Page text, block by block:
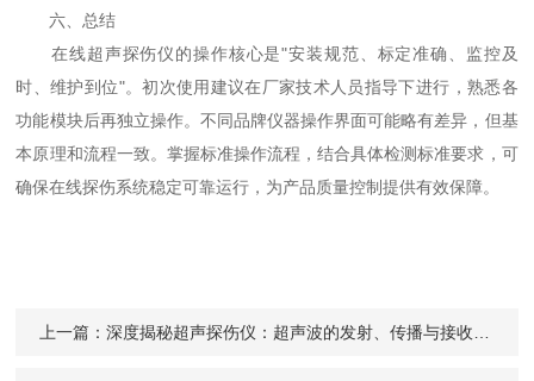
六、总结
在线超声探伤仪的操作核心是"安装规范、标定准确、监控及
时、维护到位"。初次使用建议在厂家技术人员指导下进行，熟悉各
功能模块后再独立操作。不同品牌仪器操作界面可能略有差异，但基
本原理和流程一致。掌握标准操作流程，结合具体检测标准要求，可
确保在线探伤系统稳定可靠运行，为产品质量控制提供有效保障。
上一篇：深度揭秘超声探伤仪：超声波的发射、传播与接收原理全解析